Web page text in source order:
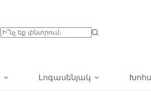
Լոգասենյակ